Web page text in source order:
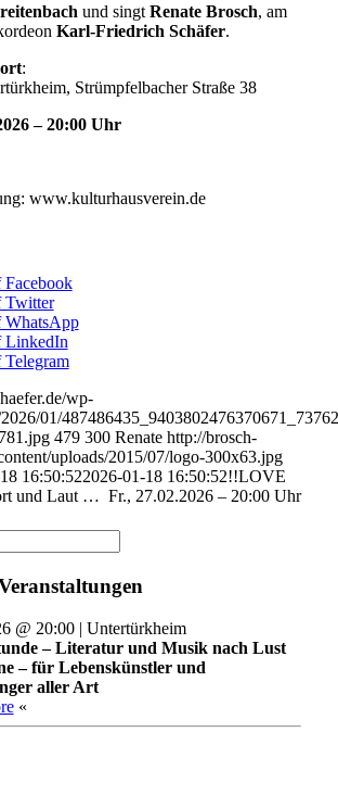
und singt Renate Brosch, am
Karl-Friedrich Schäfer.
:
Strümpfelbacher Straße 38
–20:00 Uhr
www.kulturhausverein.de
Facebook
Twitter
WhatsApp
LinkedIn
Telegram
wp-
01/
479 300 Renate http://brosch-
uploads/2015/07/logo-300x63.jpg
16:50:522026-01-18 16:50:52!!LOVE
und Laut … Fr., 27.02.2026 – 20:00 Uhr
@ 20:00 | Untertürkheim
– Literatur und Musik nach Lust
– für Lebenskünstler und
aller Art
«